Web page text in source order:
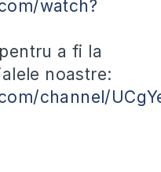
watch?
a fi la
noastre:
channel/